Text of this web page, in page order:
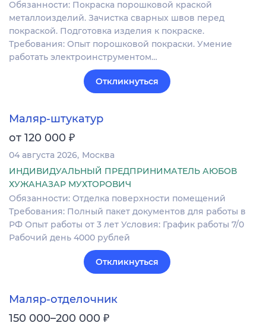
Обязанности: Покраска порошковой краской
металлоизделий. Зачистка сварных швов перед
покраской. Подготовка изделия к покраске.
Требования: Опыт порошковой покраски. Умение
работать электроинструментом…
Откликнуться
Маляр-штукатур
от 120 000 ₽
04 августа 2026 Москва
ИНДИВИДУАЛЬНЫЙ ПРЕДПРИНИМАТЕЛЬ АЮБОВ
ХУЖАНАЗАР МУХТОРОВИЧ
Обязанности: Отделка поверхности помещений
Требования: Полный пакет документов для работы в
РФ Опыт работы от 3 лет Условия: График работы 7/0
Рабочий день 4000 рублей
Откликнуться
Маляр-отделочник
150 000–200 000 ₽